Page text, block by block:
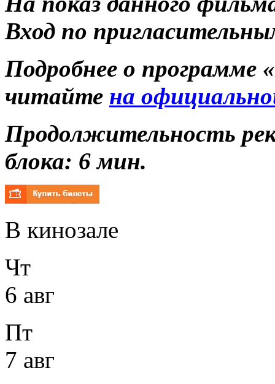
Вход по
Подробнее о программе
читайте на
Продолжительность
блока: 6 мин.
В кинозале
Чт
6 авг
Пт
7 авг